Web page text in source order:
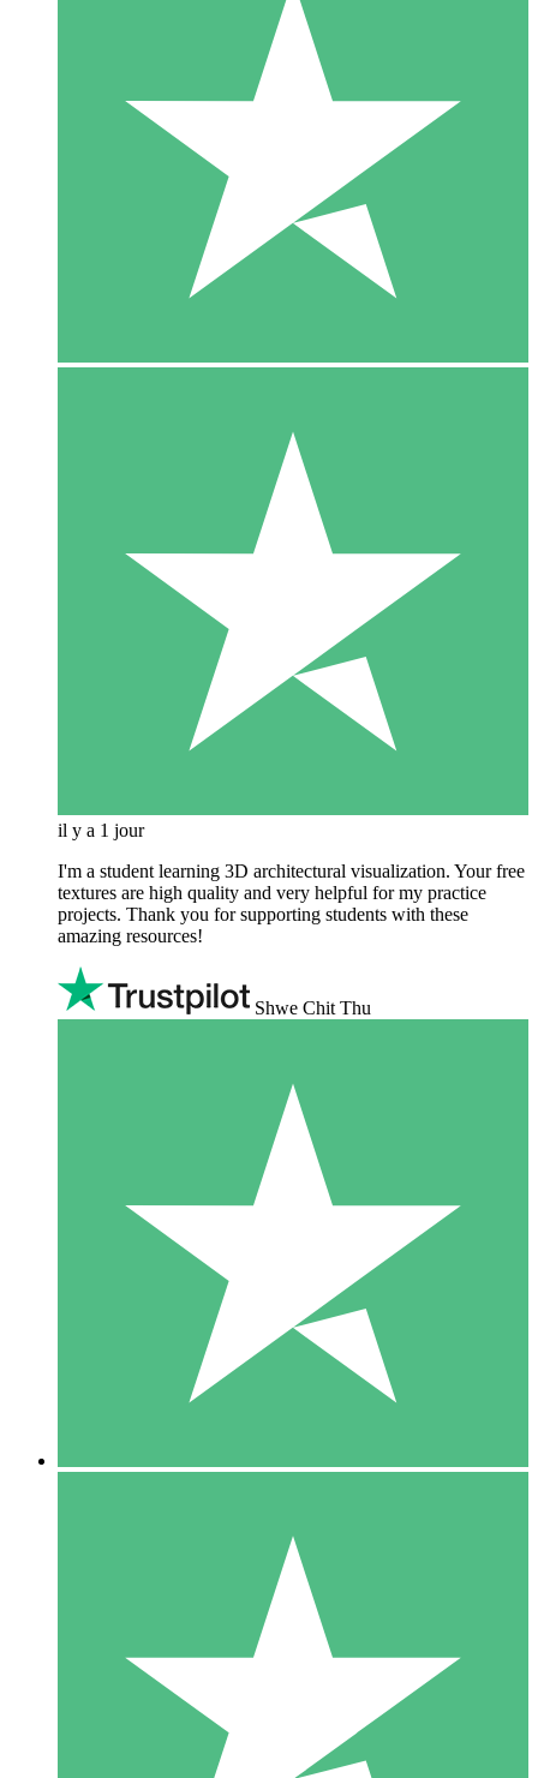
il y a 1 jour
I'm a student learning 3D architectural visualization. Your free
textures are high quality and very helpful for my practice
projects. Thank you for supporting students with these
amazing resources!
Shwe Chit Thu